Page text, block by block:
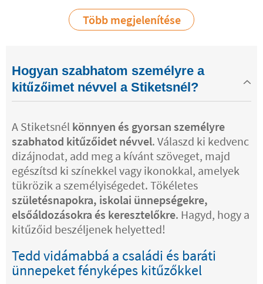
Több megjelenítése
Hogyan szabhatom személyre a
kitűzőimet névvel a Stiketsnél?
A Stiketsnél könnyen és gyorsan személyre
szabhatod kitűzőidet névvel. Válaszd ki kedvenc
dizájnodat, add meg a kívánt szöveget, majd
egészítsd ki színekkel vagy ikonokkal, amelyek
tükrözik a személyiségedet. Tökéletes
születésnapokra, iskolai ünnepségekre,
elsőáldozásokra és keresztelőkre. Hagyd, hogy a
kitűzőid beszéljenek helyetted!
Tedd vidámabbá a családi és baráti
ünnepeket fényképes kitűzőkkel